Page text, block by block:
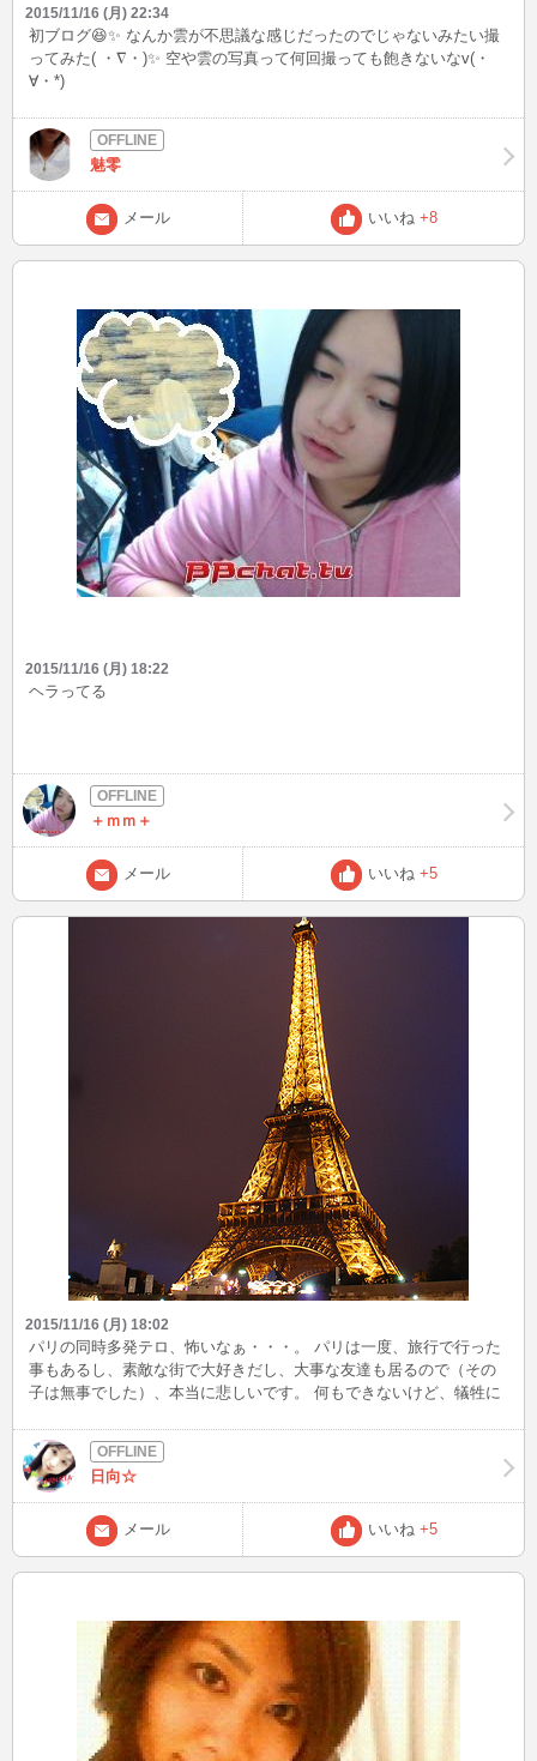
2015/11/16 (月) 22:34
初ブログ😆✨ なんか雲が不思議な感じだったのでじゃないみたい撮
ってみた( ・∇・)✨ 空や雲の写真って何回撮っても飽きないなv(・
∀・*)
魅零
メール いいね +8
2015/11/16 (月) 18:22
ヘラってる
＋ｍｍ＋
メール いいね +5
2015/11/16 (月) 18:02
パリの同時多発テロ、怖いなぁ・・・。 パリは一度、旅行で行った
事もあるし、素敵な街で大好きだし、大事な友達も居るので（その
子は無事でした）、本当に悲しいです。 何もできないけど、犠牲に
日向☆
メール いいね +5